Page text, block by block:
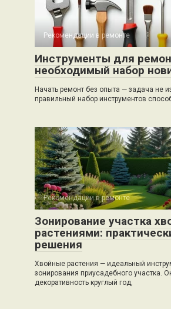
Рекомендации в ремонте
Инструменты для
необходимый набор
Начать ремонт без опыта — задача не
правильный набор инструментов
Рекомендации в ремонте
Зонирование участка
растениями:
решения
Хвойные растения — идеальный
зонирования приусадебного участка.
декоративность круглый год,